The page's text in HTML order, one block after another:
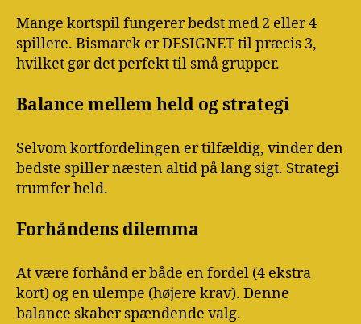
Mange kortspil fungerer bedst med 2 eller 4
spillere. Bismarck er DESIGNET til præcis 3,
hvilket gør det perfekt til små grupper.
Balance mellem held og strategi
Selvom kortfordelingen er tilfældig, vinder den
bedste spiller næsten altid på lang sigt. Strategi
trumfer held.
Forhåndens dilemma
At være forhånd er både en fordel (4 ekstra
kort) og en ulempe (højere krav). Denne
balance skaber spændende valg.